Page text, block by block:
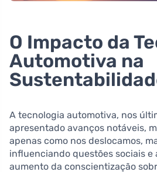
O Impacto da
Automotiva na
A tecnologia automotiva, nos
apresentado avanços notáveis,
apenas como nos deslocamos,
influenciando questões sociais e
aumento da conscientização